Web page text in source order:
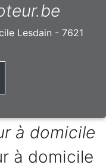
Lesdain - 7621
à domicile
à domicile